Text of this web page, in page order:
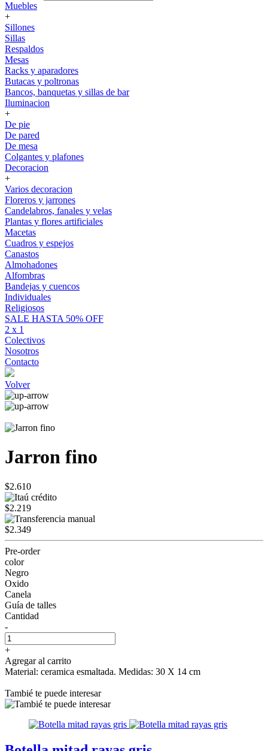
Muebles
+
Sillones
Sillas
Respaldos
Mesas
Racks y aparadores
Butacas y poltronas
Bancos, banquetas y sillas de bar
Iluminacion
+
De pie
De pared
De mesa
Colgantes y plafones
Decoracion
+
Varios decoracion
Floreros y jarrones
Candelabros, fanales y velas
Plantas y flores artificiales
Macetas
Cuadros y espejos
Canastos
Almohadones
Alfombras
Bandejas y cuencos
Individuales
Religiosos
SALE HASTA 50% OFF
2 x 1
Colectivos
Nosotros
Contacto
Volver
Jarron fino
$2.610
$2.219
$2.349
Pre-order
color
Negro
Oxido
Canela
Guía de talles
Cantidad
-
+
Agregar al carrito
Material: ceramica esmaltada. Medidas: 30 X 14 cm
Tambié te puede interesar